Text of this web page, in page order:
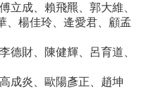
立成、賴飛羆、郭大維、
、楊佳玲、逄愛君、顧孟
德財、陳健輝、呂育道、
成炎、歐陽彥正、趙坤